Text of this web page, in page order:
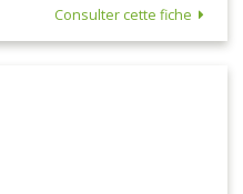
Consulter cette fiche